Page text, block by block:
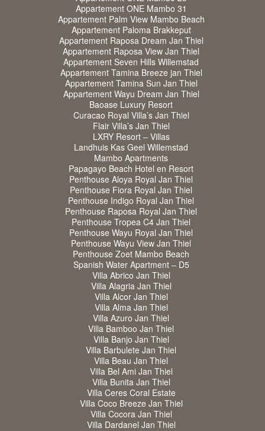
Appartement ONE Mambo 31
Appartement Palm View Mambo Beach
Appartement Paloma Brakkeput
Appartement Raposa Dream Jan Thiel
Appartement Raposa View Jan Thiel
Appartement Seven Hills Willemstad
Appartement Tamina Breeze jan Thiel
Appartement Tamina Sun Jan Thiel
Appartement Wayu Dream Jan Thiel
Baoase Luxury Resort
Curacao Royal Villa’s Jan Thiel
Flair Villa’s Jan Thiel
LXRY Resort – Villas
Landhuis Kas Geel Willemstad
Mambo Apartments
Papagayo Beach Hotel en Resort
Penthouse Aloya Royal Jan Thiel
Penthouse Fiora Royal Jan Thiel
Penthouse Indigo Royal Jan Thiel
Penthouse Raposa Royal Jan Thiel
Penthouse Tropea C4 Jan Thiel
Penthouse Wayu Royal Jan Thiel
Penthouse Wayu View Jan Thiel
Penthouse Zoet Mambo Beach
Spanish Water Apartment – D5
Villa Abrico Jan Thiel
Villa Alagria Jan Thiel
Villa Alcor Jan Thiel
Villa Alma Jan Thiel
Villa Azuro Jan Thiel
Villa Bamboo Jan Thiel
Villa Banjo Jan Thiel
Villa Barbulete Jan Thiel
Villa Beau Jan Thiel
Villa Bel Ami Jan Thiel
Villa Bunita Jan Thiel
Villa Ceres Coral Estate
Villa Coco Breeze Jan Thiel
Villa Cocora Jan Thiel
Villa Dardanel Jan Thiel